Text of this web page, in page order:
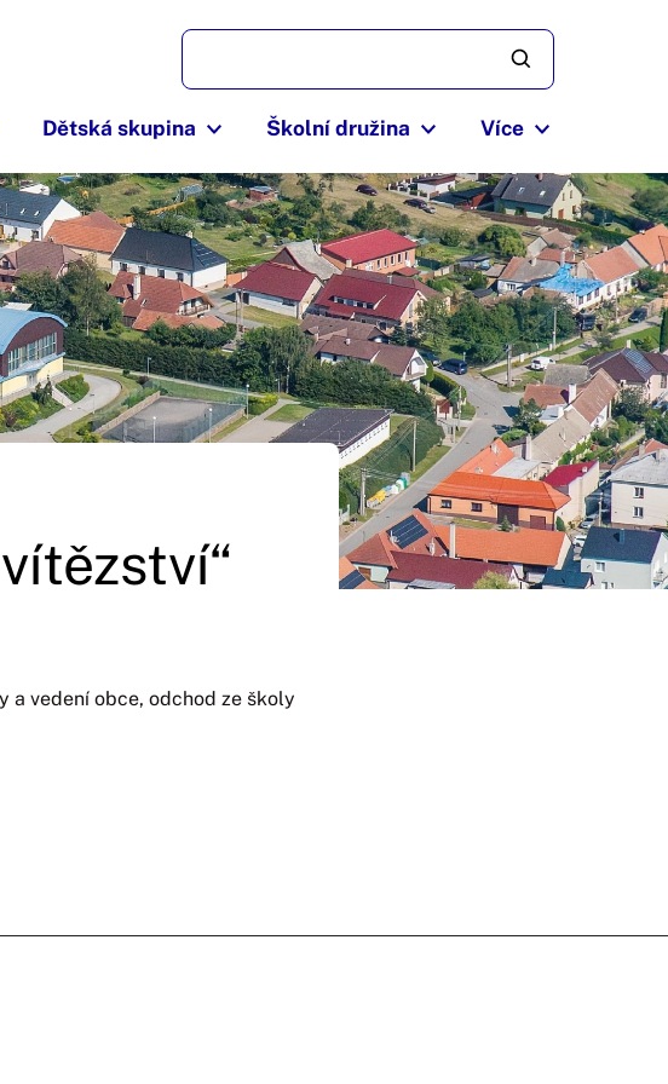
Dětská skupina Školní družina Více
a vedení obce, odchod ze školy